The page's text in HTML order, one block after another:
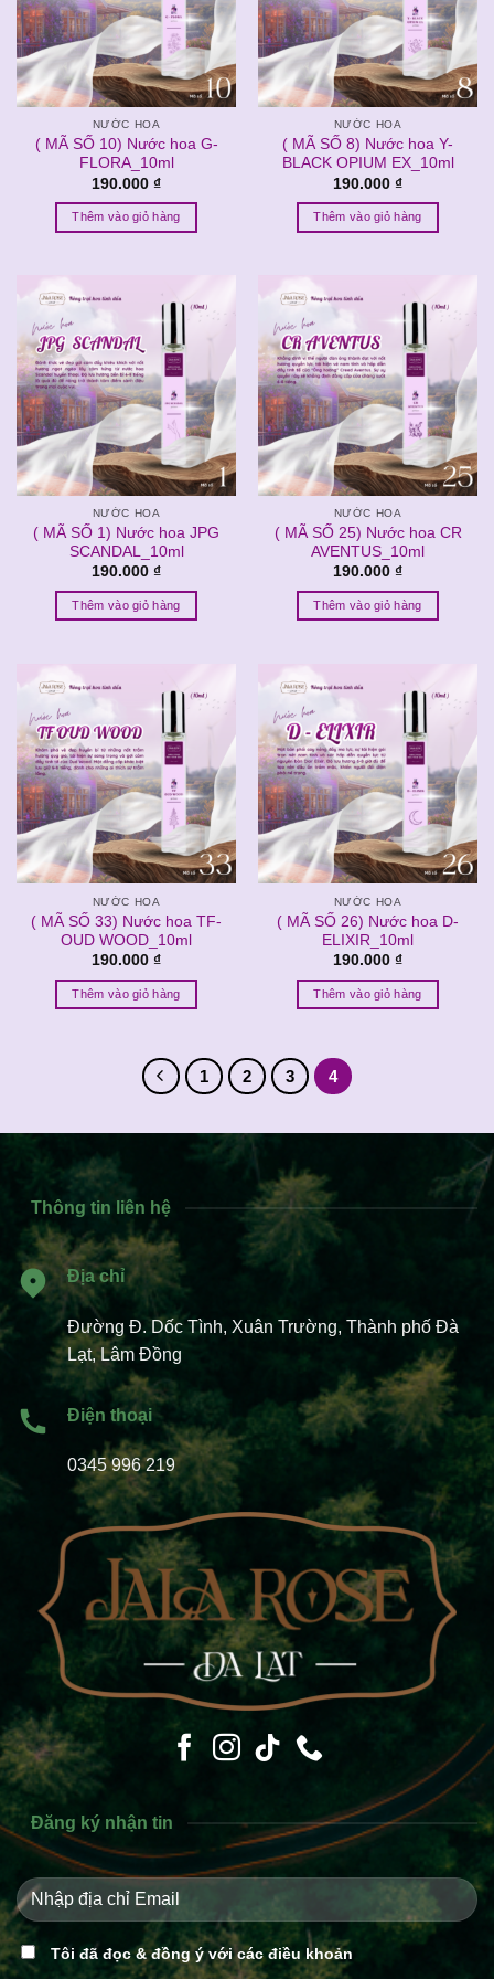
NƯỚC HOA
( MÃ SỐ 10) Nước hoa G-
FLORA_10ml
190.000 ₫
Thêm vào giỏ hàng
NƯỚC HOA
( MÃ SỐ 8) Nước hoa Y-
BLACK OPIUM EX_10ml
190.000 ₫
Thêm vào giỏ hàng
NƯỚC HOA
( MÃ SỐ 1) Nước hoa JPG
SCANDAL_10ml
190.000 ₫
Thêm vào giỏ hàng
NƯỚC HOA
( MÃ SỐ 25) Nước hoa CR
AVENTUS_10ml
190.000 ₫
Thêm vào giỏ hàng
NƯỚC HOA
( MÃ SỐ 33) Nước hoa TF-
OUD WOOD_10ml
190.000 ₫
Thêm vào giỏ hàng
NƯỚC HOA
( MÃ SỐ 26) Nước hoa D-
ELIXIR_10ml
190.000 ₫
Thêm vào giỏ hàng
1 2 3 4
Thông tin liên hệ
Địa chỉ
Đường Đ. Dốc Tình, Xuân Trường, Thành phố Đà
Lạt, Lâm Đồng
Điện thoại
0345 996 219
Đăng ký nhận tin
Tôi đã đọc & đồng ý với các điều khoản